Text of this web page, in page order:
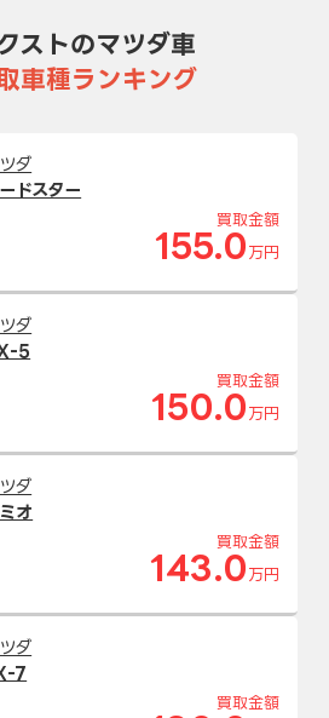
ストのマツダ車
車種ランキング
ダ
ドスター
買取金額
155.0 万円
ダ
5
買取金額
150.0 万円
ダ
オ
買取金額
143.0 万円
ダ
7
買取金額